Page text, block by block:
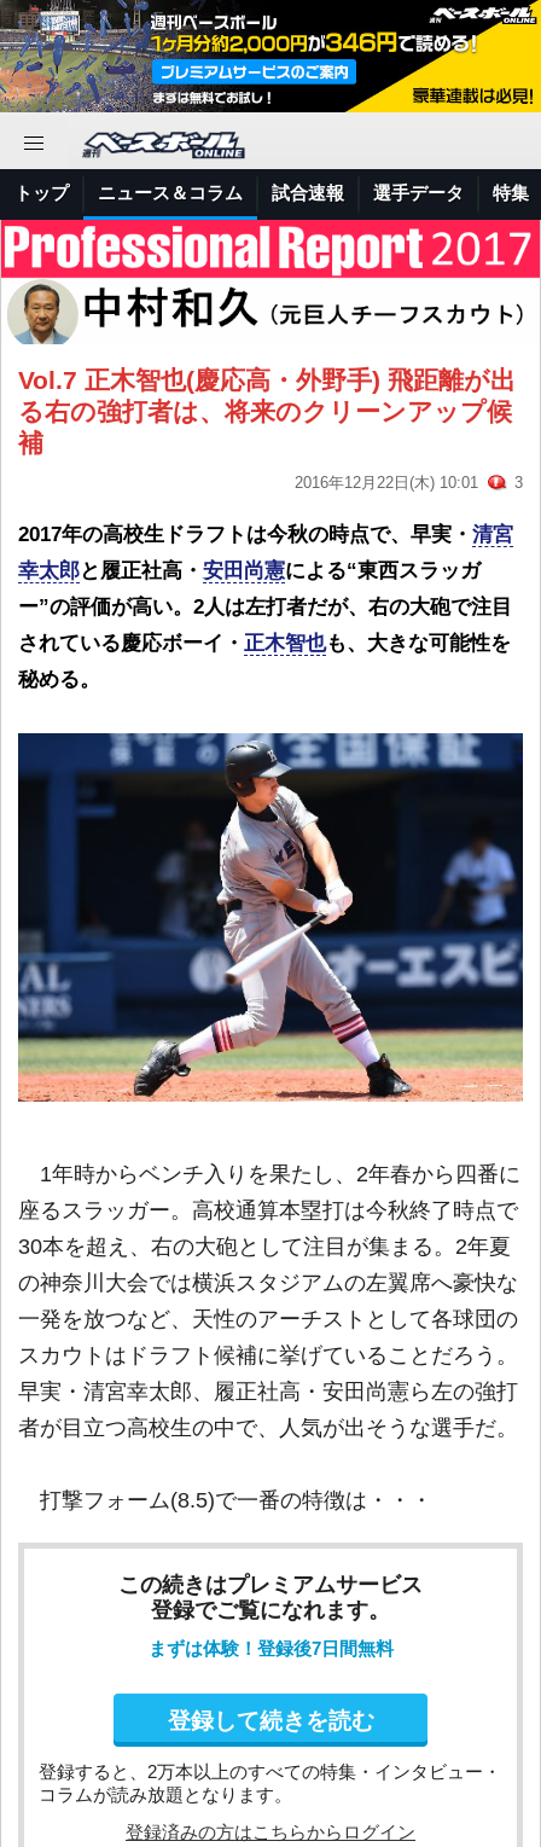
トップ ニュース＆コラム 試合速報 選手データ 特集
Vol.7 正木智也(慶応高・外野手) 飛距離が出
る右の強打者は、将来のクリーンアップ候
補
2016年12月22日(木) 10:01 3
2017年の高校生ドラフトは今秋の時点で、早実・ 清宮
幸太郎と履正社高・ 安田尚憲による“東西スラッガ
ー”の評価が高い。2人は左打者だが、右の大砲で注目
されている慶応ボーイ・ 正木智也も、大きな可能性を
秘める。
1年時からベンチ入りを果たし、2年春から四番に
座るスラッガー。高校通算本塁打は今秋終了時点で
30本を超え、右の大砲として注目が集まる。2年夏
の神奈川大会では横浜スタジアムの左翼席へ豪快な
一発を放つなど、天性のアーチストとして各球団の
スカウトはドラフト候補に挙げていることだろう。
早実・清宮幸太郎、履正社高・安田尚憲ら左の強打
者が目立つ高校生の中で、人気が出そうな選手だ。
打撃フォーム(8.5)で一番の特徴は・・・
この続きはプレミアムサービス
登録でご覧になれます。
まずは体験！登録後7日間無料
登録して続きを読む
登録すると、2万本以上のすべての特集・インタビュー・
コラムが読み放題となります。
登録済みの方はこちらからログイン